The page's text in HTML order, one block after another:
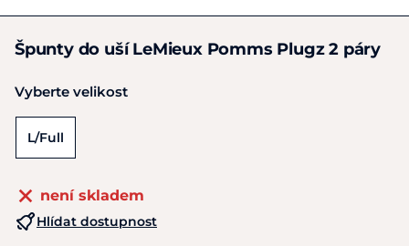
Špunty do uší LeMieux Pomms Plugz 2 páry
Vyberte velikost
L/Full
není skladem
Hlídat dostupnost